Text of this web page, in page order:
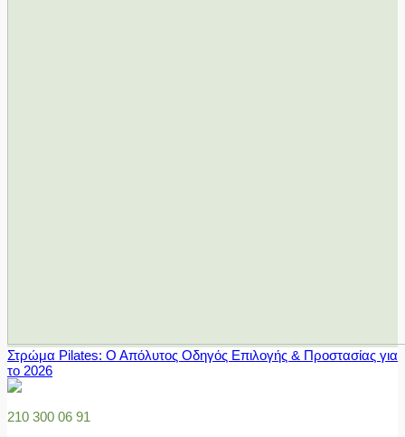
Στρώμα Pilates: Ο Απόλυτος Οδηγός Επιλογής & Προστασίας για
το 2026
210 300 06 91